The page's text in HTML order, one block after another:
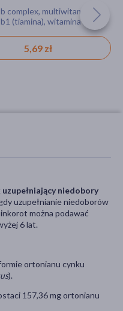
complex, multiwitamina,
(tiamina), witamina b2
witamina b5 (kwas
witamina b6
witamina pp
tabletka, niedobór
5,69 zł
niedobory
uzupełnianie niedoborów
można podawać
6 lat.
ortonianu cynku
).
157,36 mg ortonianu